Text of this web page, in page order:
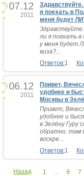
07.12
2011
я поехать в
меня будет
ли я поехать
у меня будет
виза?...
Ответов:1
06.12
2011
Привет,
удобнее и
Москвы в
Привет,
удобнее и
в Зелёну Гуру
обратно. там
воскре...
Ответов:1
Назад 1 ... 6 7